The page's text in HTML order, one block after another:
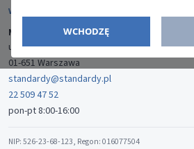
WCHODZĘ
WYDAWCA
Media-Press Sp. z o.o.
ul. Gwiaździsta 7B/8
01-651 Warszawa
standardy@standardy.pl
22 509 47 52
pon-pt 8:00-16:00
NIP: 526-23-68-123, Regon: 016077504